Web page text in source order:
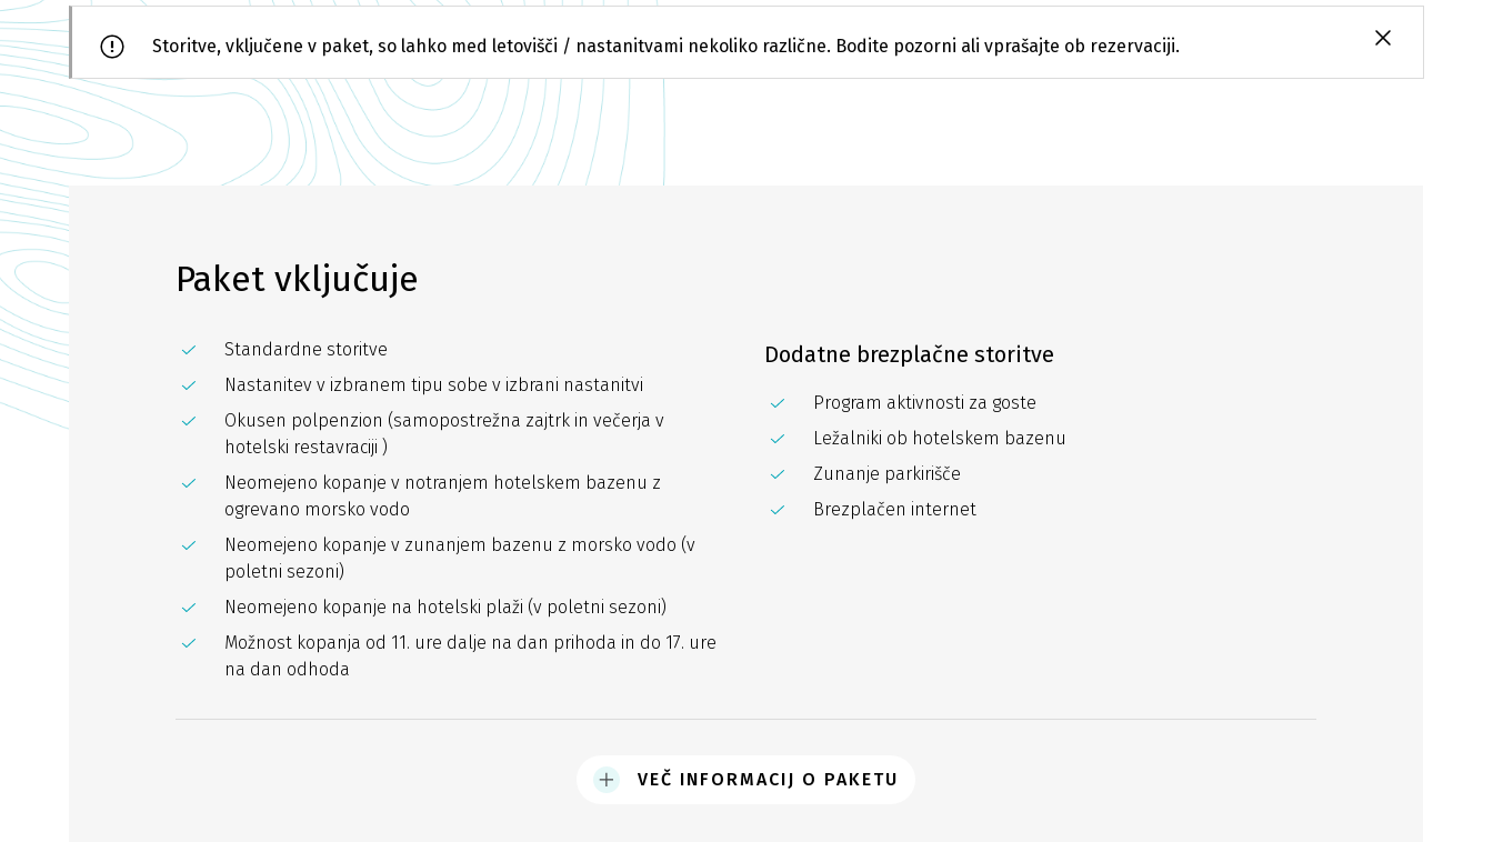
Storitve, vključene v paket, so lahko med letovišči / nastanitvami nekoliko različne. Bodite pozorni ali vprašajte ob rezervaciji.
Paket vključuje
Standardne storitve
Nastanitev v izbranem tipu sobe v izbrani nastanitvi
Okusen polpenzion (samopostrežna zajtrk in večerja v
hotelski restavraciji )
Neomejeno kopanje v notranjem hotelskem bazenu z
ogrevano morsko vodo
Neomejeno kopanje v zunanjem bazenu z morsko vodo (v
poletni sezoni)
Neomejeno kopanje na hotelski plaži (v poletni sezoni)
Možnost kopanja od 11. ure dalje na dan prihoda in do 17. ure
na dan odhoda
Dodatne brezplačne storitve
Program aktivnosti za goste
Ležalniki ob hotelskem bazenu
Zunanje parkirišče
Brezplačen internet
VEČ INFORMACIJ O PAKETU